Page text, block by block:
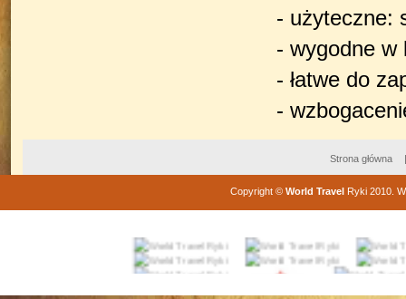
- użyteczne:
- wygodne w
- łatwe do
-
Strona główna
Copyright© World TravelRyki 2010.